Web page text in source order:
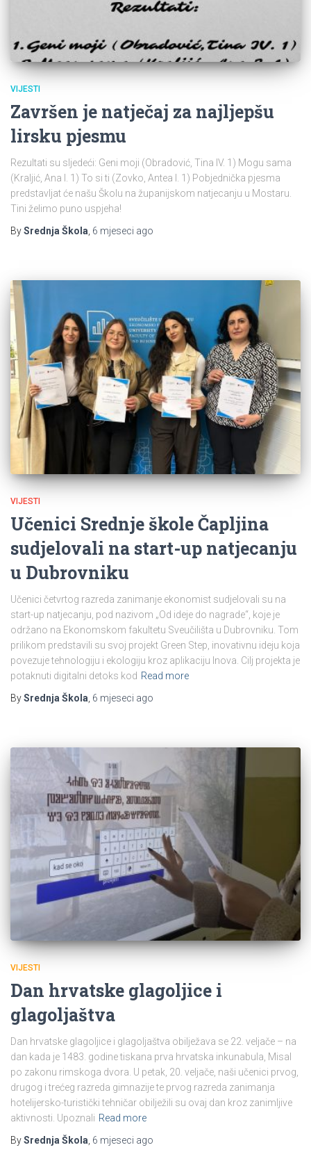
VIJESTI
Završen je natječaj za najljepšu
lirsku pjesmu
Rezultati su sljedeći: Geni moji (Obradović, Tina IV. 1) Mogu sama
(Kraljić, Ana I. 1) To si ti (Zovko, Antea I. 1) Pobjednička pjesma
predstavljat će našu Školu na županijskom natjecanju u Mostaru.
Tini želimo puno uspjeha!
BySrednja Škola 6 mjeseci ago
VIJESTI
Učenici Srednje škole Čapljina
sudjelovali na start-up natjecanju
u Dubrovniku
Učenici četvrtog razreda zanimanje ekonomist sudjelovali su na
start-up natjecanju, pod nazivom „Od ideje do nagrade“, koje je
održano na Ekonomskom fakultetu Sveučilišta u Dubrovniku. Tom
prilikom predstavili su svoj projekt Green Step, inovativnu ideju koja
povezuje tehnologiju i ekologiju kroz aplikaciju Inova. Cilj projekta je
potaknuti digitalni detoks kod Read more
BySrednja Škola 6 mjeseci ago
VIJESTI
Dan hrvatske glagoljice i
glagoljaštva
Dan hrvatske glagoljice i glagoljaštva obilježava se 22. veljače – na
dan kada je 1483. godine tiskana prva hrvatska inkunabula, Misal
po zakonu rimskoga dvora. U petak, 20. veljače, naši učenici prvog,
drugog i trećeg razreda gimnazije te prvog razreda zanimanja
hotelijersko-turistički tehničar obilježili su ovaj dan kroz zanimljive
aktivnosti. Upoznali Read more
BySrednja Škola, 6 mjeseci ago